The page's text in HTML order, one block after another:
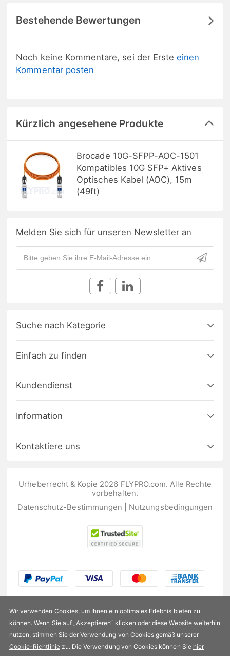
US$27,99
Bestehende Bewertungen
Noch keine Kommentare, sei der Ersteeinen
Kommentar posten
Kürzlich angesehene Produkte
Brocade 10G-SFPP-AOC-1501
Kompatibles 10G SFP+ Aktives
Optisches Kabel (AOC), 15m
(49ft)
Melden Sie sich für unseren Newsletter an
Suche nach Kategorie
Einfach zu finden
Kundendienst
Information
Kontaktiere uns
Urheberrecht & Kopie 2026 FLYPRO.com. Alle Rechte
vorbehalten.
Datenschutz-Bestimmungen
Nutzungsbedingungen
Wir verwenden Cookies, um Ihnen ein optimales Erlebnis bieten zu
können. Wenn Sie auf „Akzeptieren“ klicken oder diese Website weiterhin
nutzen, stimmen Sie der Verwendung von Cookies gemäß unserer
Cookie-Richtliniezu. Die Verwendung von Cookies können Sie hier